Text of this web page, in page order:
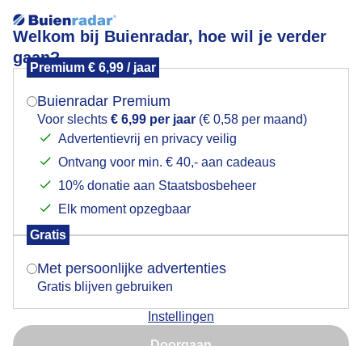
Welkom bij Buienradar, hoe wil je verder
gaan?
Premium € 6,99 / jaar
Buienradar Premium
Voor slechts € 6,99 per jaar (€ 0,58 per maand)
Advertentievrij en privacy veilig
Ontvang voor min. € 40,- aan cadeaus
10% donatie aan Staatsbosbeheer
Elk moment opzegbaar
Gratis
Met persoonlijke advertenties
Gratis blijven gebruiken
Instellingen
lenteweer
Een moment geduld aub...
Populaire categorieën
Lente
Zomer
Mogen we je locatie gebruiken voor het
Indien je hier nog geen akkoord op hebt gegeven,
verschijnt er zo een pop-up uit je browser waarin
Is goed, toon de popup
Nu niet, misschien later